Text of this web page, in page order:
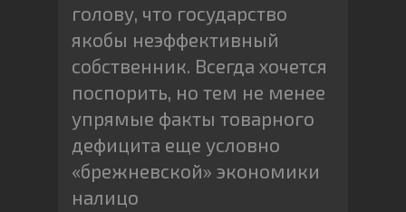
голову, что государство
якобы неэффективный
собственник. Всегда хочется
поспорить, но тем не менее
упрямые факты товарного
дефицита еще условно
«брежневской» экономики
налицо